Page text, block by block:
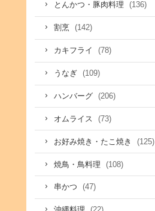
とんかつ・豚肉料理 (136)
割烹 (142)
カキフライ (78)
うなぎ (109)
ハンバーグ (206)
オムライス (73)
お好み焼き・たこ焼き (125)
焼鳥・鳥料理 (108)
串かつ (47)